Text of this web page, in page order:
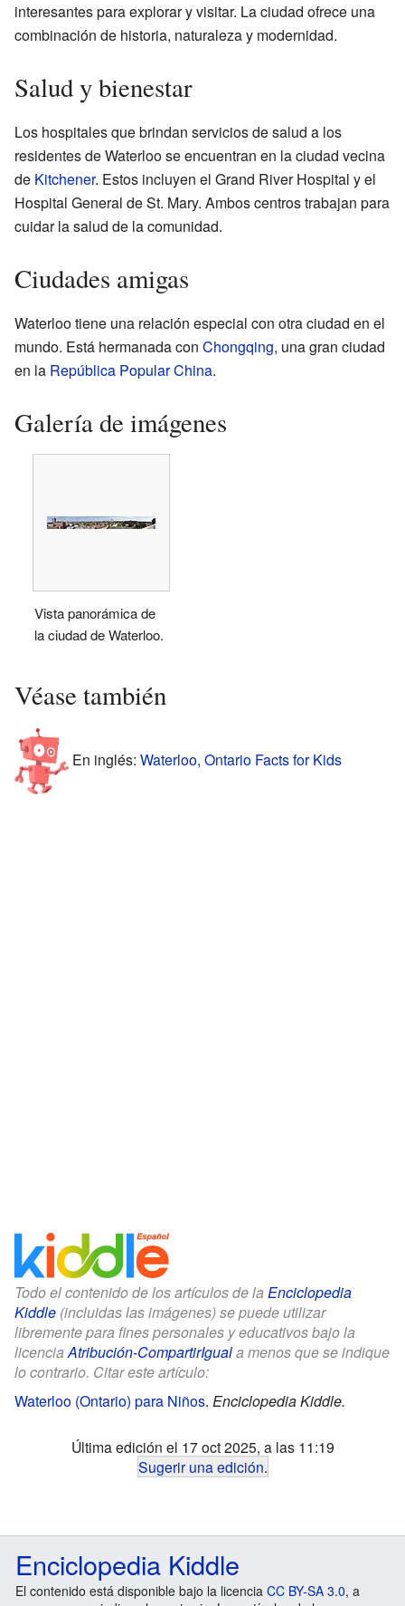
interesantes para explorar y visitar. La ciudad ofrece una
combinación de historia, naturaleza y modernidad.
Salud y bienestar
Los hospitales que brindan servicios de salud a los
residentes de Waterloo se encuentran en la ciudad vecina
de Kitchener. Estos incluyen el Grand River Hospital y el
Hospital General de St. Mary. Ambos centros trabajan para
cuidar la salud de la comunidad.
Ciudades amigas
Waterloo tiene una relación especial con otra ciudad en el
mundo. Está hermanada con Chongqing, una gran ciudad
en la República Popular China.
Galería de imágenes
Vista panorámica de
la ciudad de Waterloo.
Véase también
En inglés: Waterloo, Ontario Facts for Kids
Todo el contenido de los artículos de la Enciclopedia
Kiddle (incluidas las imágenes) se puede utilizar
libremente para fines personales y educativos bajo la
licenciaAtribución-CompartirIguala menos que se indique
lo contrario. Citar este artículo:
Waterloo (Ontario) para Niños. Enciclopedia Kiddle.
Última edición el 17 oct 2025, a las 11:19
Sugerir una edición.
Enciclopedia Kiddle
El contenido está disponible bajo la licencia CC BY-SA 3.0, a